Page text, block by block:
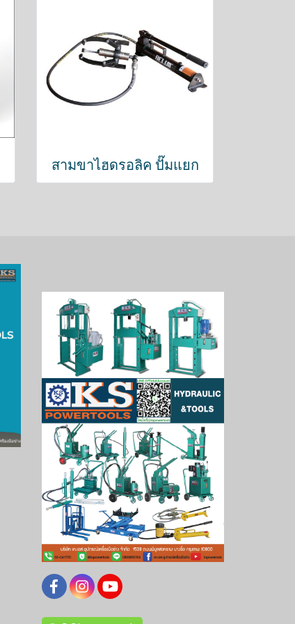
สามขาไฮดรอลิค ปั๊มแยก